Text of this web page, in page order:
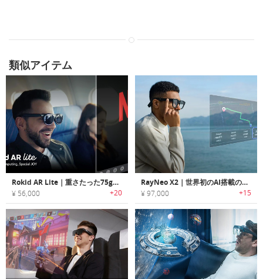
類似アイテム
Rokid AR Lite｜重さたった75gのARスマートグラス
¥ 56,000 +20
RayNeo X2｜世界初のAI搭載のARスマートグラス
¥ 97,000 +15